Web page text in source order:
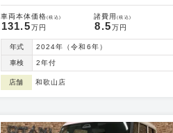
車両本体価格(税込)
131.5万円
諸費用(税込)
8.5 万円
年式 2024年（令和6年）
車検 2年付
店舗 和歌山店